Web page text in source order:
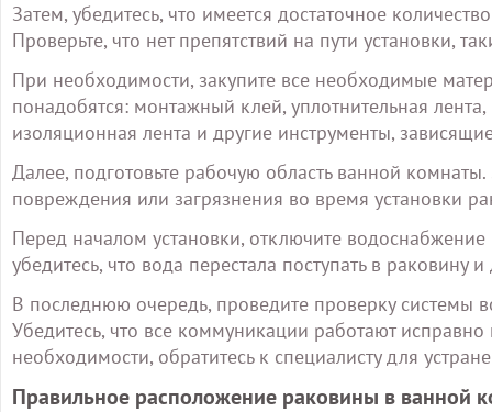
Затем, убедитесь, что имеется достаточное
Проверьте, что нет препятствий на пути установки,
При необходимости, закупите все необходимые
понадобятся: монтажный клей, уплотнительная
изоляционная лента и другие инструменты,
Далее, подготовьте рабочую область ванной
повреждения или загрязнения во время установки
Перед началом установки, отключите
убедитесь, что вода перестала поступать в раковину
В последнюю очередь, проведите проверку системы
Убедитесь, что все коммуникации работают
необходимости, обратитесь к специалисту для
Правильное расположение раковины в ванной